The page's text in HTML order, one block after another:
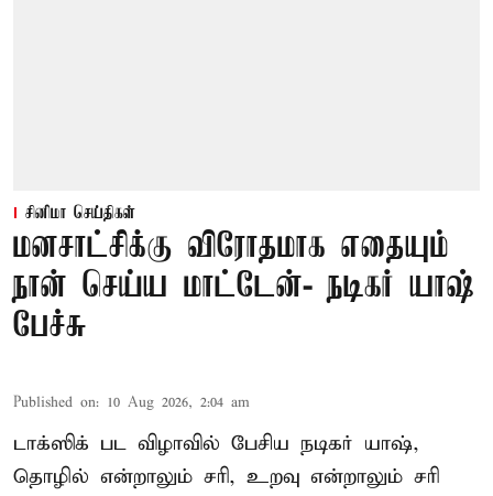
சினிமா செய்திகள்
மனசாட்சிக்கு விரோதமாக எதையும்
நான் செய்ய மாட்டேன்- நடிகர் யாஷ்
பேச்சு
Published on: 10 Aug 2026, 2:04 am
டாக்ஸிக் பட விழாவில் பேசிய நடிகர் யாஷ்,
தொழில் என்றாலும் சரி, உறவு என்றாலும் சரி